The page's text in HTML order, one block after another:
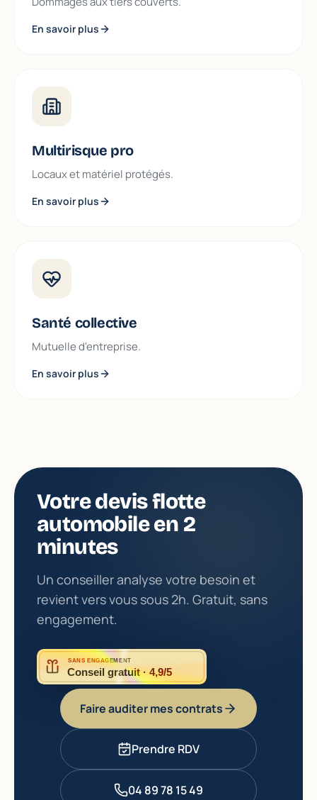
En savoir plus
Multirisque pro
Locaux et matériel protégés.
En savoir plus
Santé collective
Mutuelle d'entreprise.
En savoir plus
Votre devis flotte
automobile en 2
minutes
Un conseiller analyse votre besoin et
revient vers vous sous 2h. Gratuit, sans
engagement.
SANS ENGAGEMENT
Conseil gratuit · 4,9/5
Faire auditer mes contrats
Prendre RDV
04 89 78 15 49